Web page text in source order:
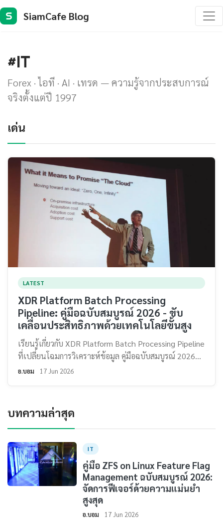
S SiamCafe Blog
#IT
Forex · ไอที · AI · เทรด — ความรู้จากประสบการณ์
จริงตั้งแต่ปี 1997
เด่น
LATEST
XDR Platform Batch Processing
Pipeline: คู่มือฉบับสมบูรณ์ 2026 - ขับ
เคลื่อนประสิทธิภาพด้วยเทคโนโลยีขั้นสูง
เรียนรู้เกี่ยวกับ XDR Platform Batch Processing Pipeline
ที่เปลี่ยนโฉมการวิเคราะห์ข้อมูล คู่มือฉบับสมบูรณ์ 2026...
อ.บอม 17 Jun 2026
บทความล่าสุด
IT
คู่มือ ZFS on Linux Feature Flag
Management ฉบับสมบูรณ์ 2026:
จัดการฟีเจอร์ด้วยความแม่นยำ
สูงสุด
อ.บอม 17 Jun 2026